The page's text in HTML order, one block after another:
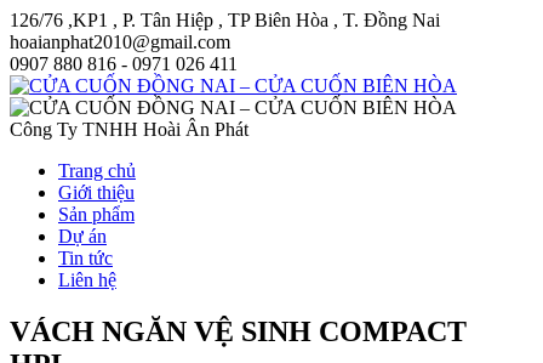
126/76 ,KP1 , P. Tân Hiệp , TP Biên Hòa , T. Đồng Nai
hoaianphat2010@gmail.com
0907 880 816 - 0971 026 411
Công Ty TNHH Hoài Ân Phát
Trang chủ
Giới thiệu
Sản phẩm
Dự án
Tin tức
Liên hệ
VÁCH NGĂN VỆ SINH COMPACT